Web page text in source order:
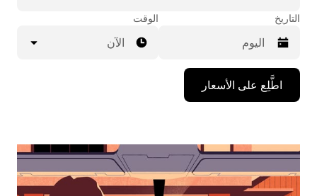
التاريخ
اضغط
على
مفتاح
للأسفل
لاستخدام
التقويم
الوقت
الآن
اطَّلِع على الأسعار